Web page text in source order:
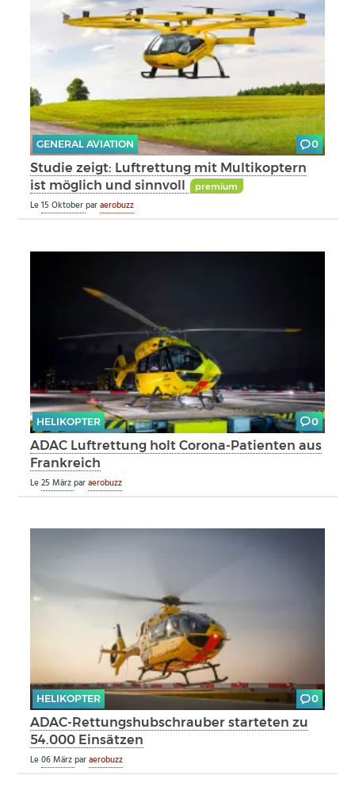
GENERAL AVIATION 0
Studie zeigt: Luftrettung mit Multikoptern
ist möglich und sinnvoll
premium
Le15 Oktoberparaerobuzz
HELIKOPTER 0
ADAC Luftrettung holt Corona-Patienten aus
Frankreich
Le25 Märzparaerobuzz
HELIKOPTER 0
ADAC-Rettungshubschrauber starteten zu
54.000 Einsätzen
Le06 Märzparaerobuzz